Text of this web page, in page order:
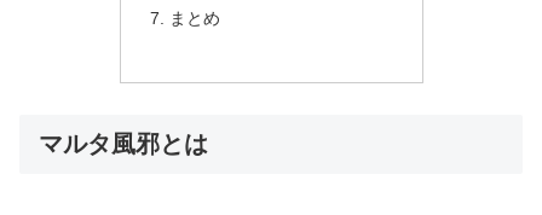
まとめ
マルタ風邪とは